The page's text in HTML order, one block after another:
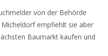
von der Behörde
empfiehlt sie aber
Baumarkt kaufen und